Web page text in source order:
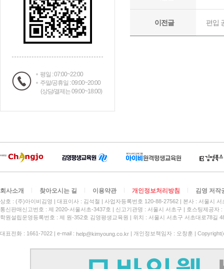
평일 : 07:00~22:00
주말/공휴일 : 09:00~20:00
(상담/결제는 09:00~18:00)
회사소개 찾아오시는 길 이용약관 개인정보처리방침 김영 저작
상호 : (주)아이비김영 대표이사 : 김석철 사업자등록번호 120-88-27562
본사 : 서울시
통신판매신고번호 : 제 2020-서울서초-3437호
신고기관명 : 서울시 서초구
호스팅제공자
학원설립운영등록번호 : 제 원-352호 김영평생교육원 | 위치 : 서울시 서초구 서초대로78길
대표전화 : 1661-7022 | e-mail : help@kimyoung.co.kr | 개인정보책임자 : 오창훈 |